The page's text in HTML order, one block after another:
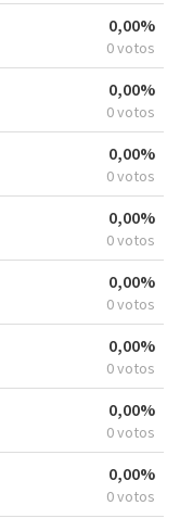
0,00%
0 votos
0,00%
0 votos
0,00%
0 votos
0,00%
0 votos
0,00%
0 votos
0,00%
0 votos
0,00%
0 votos
0,00%
0 votos